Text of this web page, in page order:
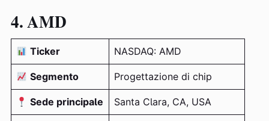
4. AMD
Ticker NASDAQ: AMD
Segmento Progettazione di chip
Sede principale Santa Clara, CA, USA